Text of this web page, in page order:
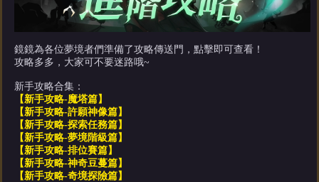
鏡鏡為各位夢境者們準備了攻略傳送門，點擊即可查看！
攻略多多，大家可不要迷路哦~
新手攻略合集：
【新手攻略-魔塔篇】
【新手攻略-許願神像篇】
【新手攻略-探索任務篇】
【新手攻略-夢境階級篇】
【新手攻略-排位賽篇】
【新手攻略-神奇豆蔓篇】
【新手攻略-奇境探險篇】